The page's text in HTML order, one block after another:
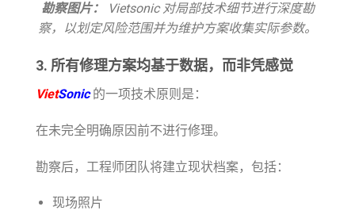
勘察图片：
Vietsonic 对局部技术细节进行深度勘
察，以划定风险范围并为维护方案收集实际参数。
3. 所有修理方案均基于数据，而非凭感觉
VietSonic的一项技术原则是：
在未完全明确原因前不进行修理。
勘察后，工程师团队将建立现状档案，包括：
现场照片